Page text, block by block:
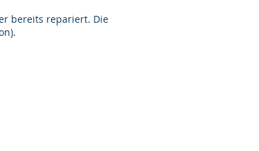
bereits repariert. Die